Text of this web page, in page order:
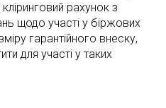
рахунок з
щодо участі у біржових
гарантійного внеску,
для участі у таких